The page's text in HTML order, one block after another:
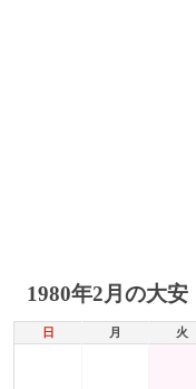
1980年2月の大
日 月 火